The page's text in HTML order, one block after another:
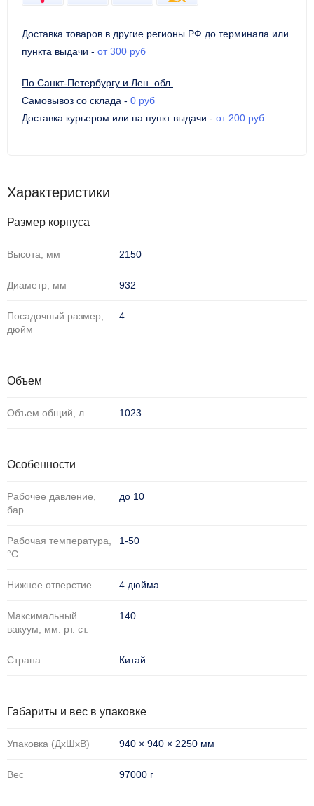
Доставка товаров в другие регионы РФ до терминала или
пункта выдачи - от 300 руб
По Санкт-Петербургу и Лен. обл.
Самовывоз со склада - 0 руб
Доставка курьером или на пункт выдачи - от 200 руб
Характеристики
Размер корпуса
Высота, мм 2150
Диаметр, мм 932
Посадочный размер,
дюйм
4
Объем
Объем общий, л 1023
Особенности
Рабочее давление,
бар
до 10
Рабочая температура,
°С
1-50
Нижнее отверстие 4 дюйма
Максимальный
вакуум, мм. рт. ст.
140
Страна Китай
Габариты и вес в упаковке
Упаковка (ДхШхВ) 940 × 940 × 2250 мм
Вес 97000 г